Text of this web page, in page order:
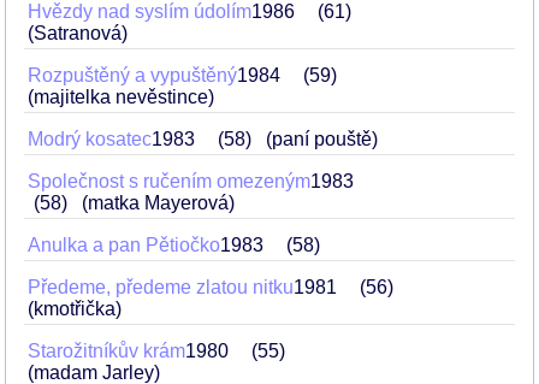
Hvězdy nad syslím údolím1986
61
(Satranová)
Rozpuštěný a vypuštěný1984
59
(majitelka nevěstince)
Modrý kosatec1983 58 (paní pouště)
Společnost s ručením omezeným1983
58
(matka Mayerová)
Anulka a pan Pětiočko1983 58
Předeme, předeme zlatou nitku1981
56
(kmotřička)
Starožitníkův krám1980
55
(madam Jarley)